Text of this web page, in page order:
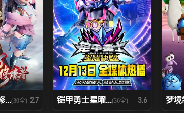
...(30全) 2.7 铠甲勇士星曜...(36全) 3.6 梦境